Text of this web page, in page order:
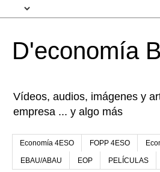
D'economía
Vídeos, audios, imágenes y
empresa ... y algo más
Economía 4ESO FOPP 4ESO
EBAU/ABAU EOP PELÍCULAS